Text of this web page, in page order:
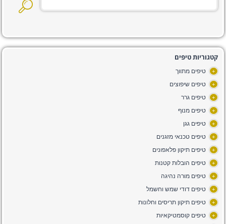
קטגוריות טיפים
+ טיפים מתווך
+ טיפים שיפוצים
+ טיפים גרר
+ טיפים מנוף
+ טיפים גגן
+ טיפים טכנאי מזגנים
+ טיפים תיקון פלאפונים
+ טיפים הובלות קטנות
+ טיפים מורה נהיגה
+ טיפים דודי שמש וחשמל
+ טיפים תיקון תריסים וחלונות
+ טיפים קוסמטיקאיות